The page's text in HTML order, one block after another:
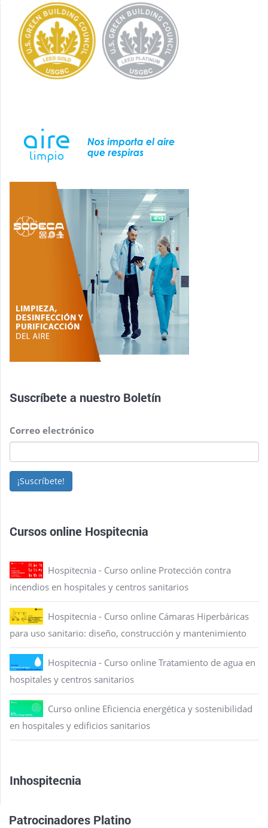
Suscríbete a nuestro Boletín
Correo electrónico
¡Suscríbete!
Cursos online Hospitecnia
Hospitecnia - Curso online Protección contra
incendios en hospitales y centros sanitarios
Hospitecnia - Curso online Cámaras Hiperbáricas
para uso sanitario: diseño, construcción y mantenimiento
Hospitecnia - Curso online Tratamiento de agua en
hospitales y centros sanitarios
Curso online Eficiencia energética y sostenibilidad
en hospitales y edificios sanitarios
Inhospitecnia
Patrocinadores Platino